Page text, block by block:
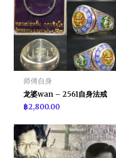
师傅自身
龙婆wan – 2561自身法戒
฿2,800.00